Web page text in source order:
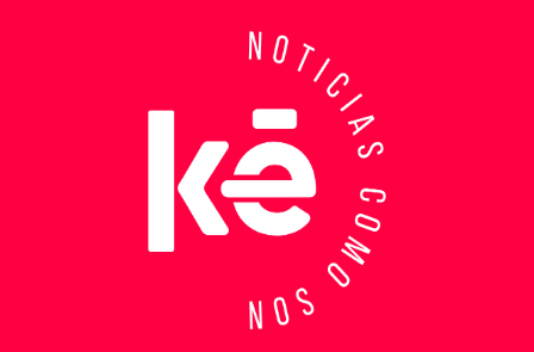
investigadores revisaron más de 200 cámaras de
seguridad públicas y privadas, además de analizar
cerca de 300 horas de grabaciones, con el objetivo
de reconstruir los movimientos de los sospechosos
y establecer patrones de comportamiento. Ese
seguimiento permitió identificar no solo el punto y
la modalidad de entrega del dinero, sino también la
posible existencia de otras víctimas que habrían
sido contactadas bajo el mismo esquema de
intimidación. Con la información recopilada, se
coordinó el operativo que culminó con la captura en
flagrancia. El procedimiento se realizó en el